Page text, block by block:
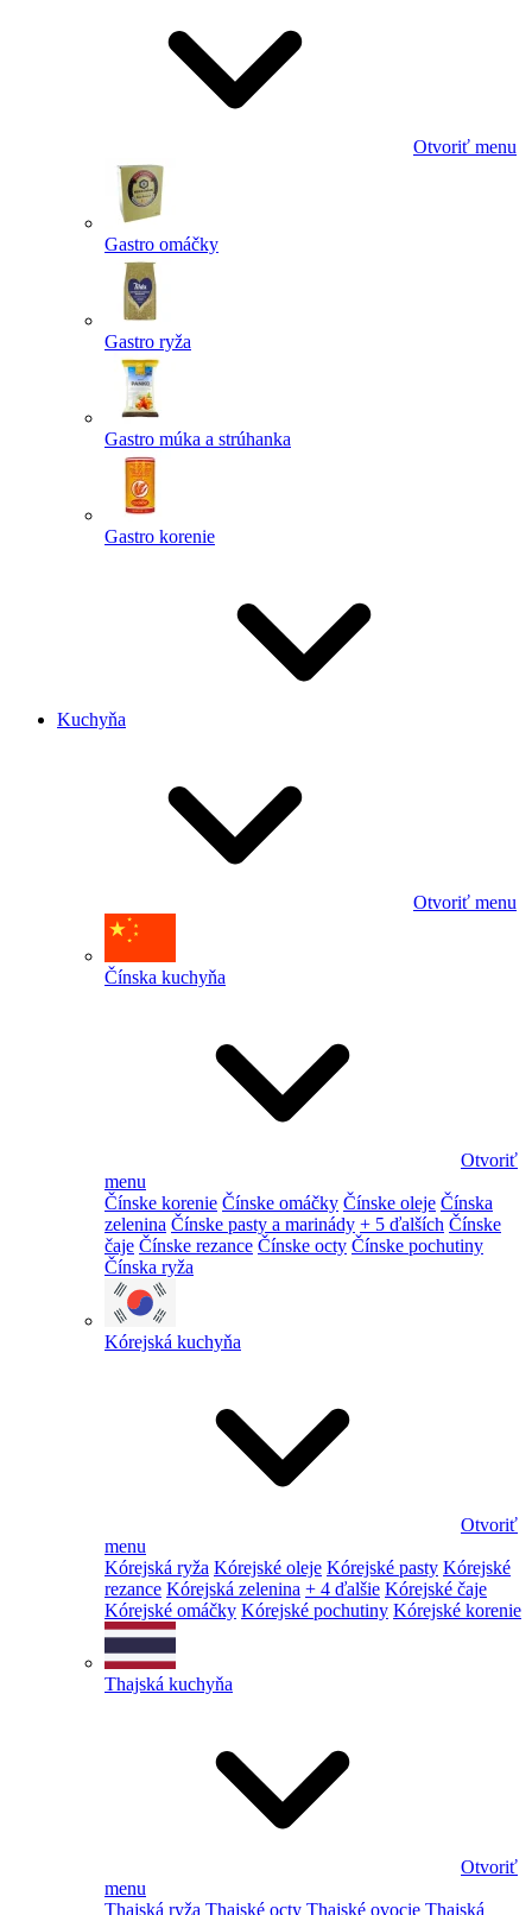
Otvoriť menu
Gastro omáčky
Gastro ryža
Gastro múka a strúhanka
Gastro korenie
Kuchyňa
Otvoriť menu
Čínska kuchyňa
Otvoriť
menu
Čínske korenie Čínske omáčky Čínske oleje Čínska
zelenina Čínske pasty a marinády + 5 ďalších Čínske
čaje Čínske rezance Čínske octy Čínske pochutiny
Čínska ryža
Kórejská kuchyňa
Otvoriť
menu
Kórejská ryža Kórejské oleje Kórejské pasty Kórejské
rezance Kórejská zelenina + 4 ďalšie Kórejské čaje
Kórejské omáčky Kórejské pochutiny Kórejské korenie
Thajská kuchyňa
Otvoriť
menu
Thajská ryža Thajské octy Thajské ovocie Thajská